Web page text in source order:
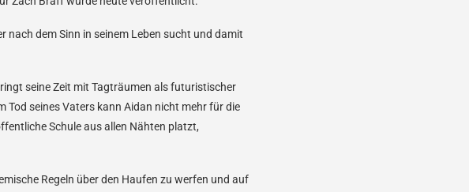
nach dem Sinn in seinem Leben sucht und damit
seine Zeit mit Tagträumen als futuristischer
seines Vaters kann Aidan nicht mehr für die
Schule aus allen Nähten platzt,
Regeln über den Haufen zu werfen und auf